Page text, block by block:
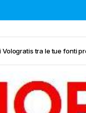
Vologratis tra le tue fonti